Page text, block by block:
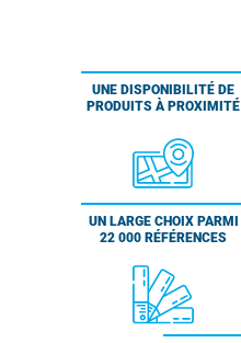
UNE DISPONIBILITÉ DE
PRODUITS À PROXIMITÉ
UN LARGE CHOIX PARMI
22 000 RÉFÉRENCES